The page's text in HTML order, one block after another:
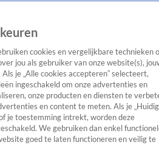
TV Algemeen
Tip
cookies en vergelijkbare technieken
jou als gebruiker van onze website(s),
je „Alle cookies accepteren” selecteert,
ingeschakeld om onze advertenties en
onze producten en diensten te
en content te meten. Als je
je toestemming intrekt, worden deze
We gebruiken dan enkel
goed te laten functioneren en veilig te